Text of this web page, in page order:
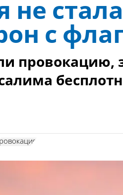
не
с
провокацию,